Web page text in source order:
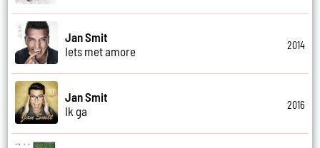
Jan Smit
Iets met amore
2014
Jan Smit
Ik ga
2016